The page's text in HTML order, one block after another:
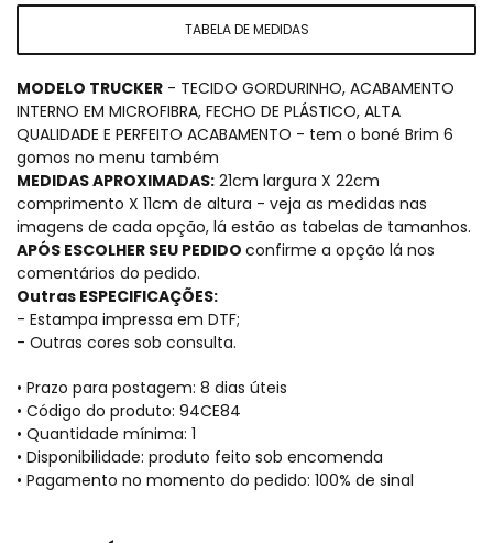
TABELA DE MEDIDAS
MODELO TRUCKER - TECIDO GORDURINHO, ACABAMENTO
INTERNO EM MICROFIBRA, FECHO DE PLÁSTICO, ALTA
QUALIDADE E PERFEITO ACABAMENTO - tem o boné Brim 6
gomos no menu também
MEDIDAS APROXIMADAS: 21cm largura X 22cm
comprimento X 11cm de altura - veja as medidas nas
imagens de cada opção, lá estão as tabelas de tamanhos.
APÓS ESCOLHER SEU PEDIDO confirme a opção lá nos
comentários do pedido.
Outras ESPECIFICAÇÕES:
- Estampa impressa em DTF;
- Outras cores sob consulta.
• Prazo para postagem: 8 dias úteis
• Código do produto: 94CE84
• Quantidade mínima: 1
• Disponibilidade: produto feito sob encomenda
• Pagamento no momento do pedido: 100% de sinal